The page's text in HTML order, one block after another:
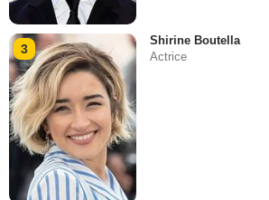
3
Shirine Boutella
Actrice